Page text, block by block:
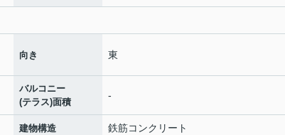
向き 東
バルコニー
(テラス)面積
-
建物構造 鉄筋コンクリート